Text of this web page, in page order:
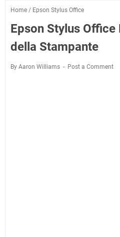
Home / Epson Stylus Office
Epson Stylus Office
della Stampante
By Aaron Williams Post a Comment